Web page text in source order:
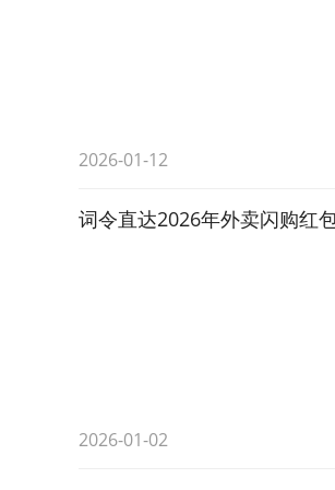
2026-01-12
词令直达2026年外卖闪购红
2026-01-02